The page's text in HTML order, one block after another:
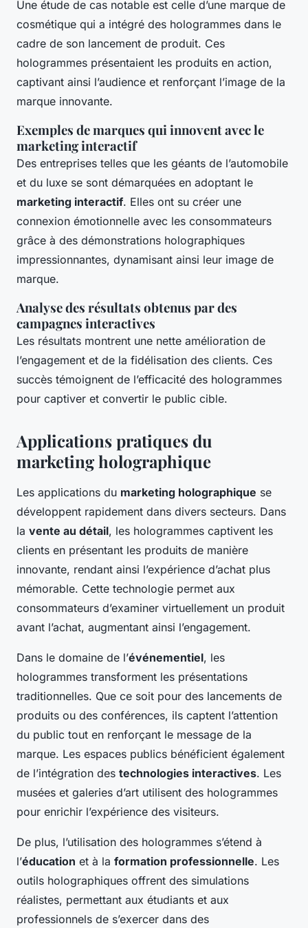
Une étude de cas notable est celle d’une marque de
cosmétique qui a intégré des hologrammes dans le
cadre de son lancement de produit. Ces
hologrammes présentaient les produits en action,
captivant ainsi l’audience et renforçant l’image de la
marque innovante.
Exemples de marques qui innovent avec le
marketing interactif
Des entreprises telles que les géants de l’automobile
et du luxe se sont démarquées en adoptant le
marketing interactif. Elles ont su créer une
connexion émotionnelle avec les consommateurs
grâce à des démonstrations holographiques
impressionnantes, dynamisant ainsi leur image de
marque.
Analyse des résultats obtenus par des
campagnes interactives
Les résultats montrent une nette amélioration de
l’engagement et de la fidélisation des clients. Ces
succès témoignent de l’efficacité des hologrammes
pour captiver et convertir le public cible.
Applications pratiques du
marketing holographique
Les applications du marketing holographique se
développent rapidement dans divers secteurs. Dans
la vente au détail, les hologrammes captivent les
clients en présentant les produits de manière
innovante, rendant ainsi l’expérience d’achat plus
mémorable. Cette technologie permet aux
consommateurs d’examiner virtuellement un produit
avant l’achat, augmentant ainsi l’engagement.
Dans le domaine de l’événementiel, les
hologrammes transforment les présentations
traditionnelles. Que ce soit pour des lancements de
produits ou des conférences, ils captent l’attention
du public tout en renforçant le message de la
marque. Les espaces publics bénéficient également
de l’intégration des technologies interactives. Les
musées et galeries d’art utilisent des hologrammes
pour enrichir l’expérience des visiteurs.
De plus, l’utilisation des hologrammes s’étend à
l’éducation et à la formation professionnelle. Les
outils holographiques offrent des simulations
réalistes, permettant aux étudiants et aux
professionnels de s’exercer dans des